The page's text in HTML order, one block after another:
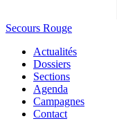
Secours Rouge
Actualités
Dossiers
Sections
Agenda
Campagnes
Contact